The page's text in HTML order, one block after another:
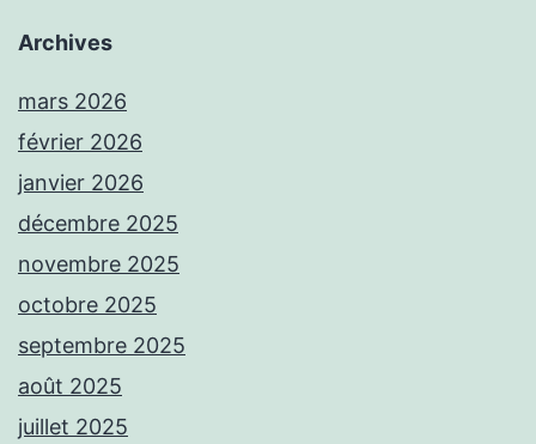
Archives
mars 2026
février 2026
janvier 2026
décembre 2025
novembre 2025
octobre 2025
septembre 2025
août 2025
juillet 2025